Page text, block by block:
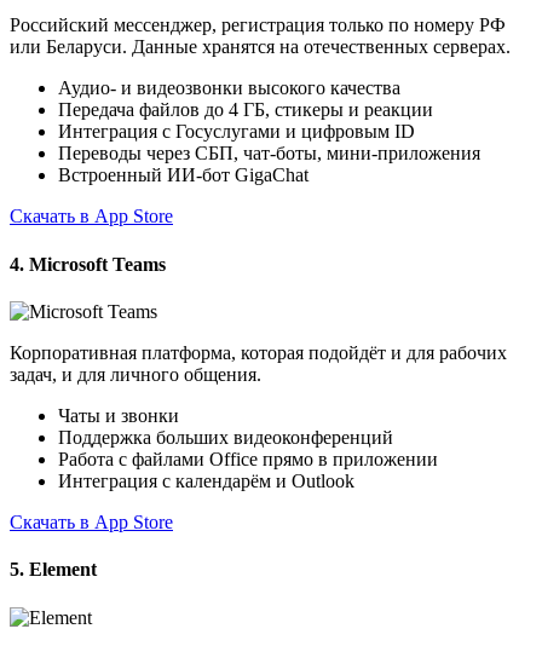
Российский мессенджер, регистрация только по номеру РФ
или Беларуси. Данные хранятся на отечественных серверах.
Аудио- и видеозвонки высокого качества
Передача файлов до 4 ГБ, стикеры и реакции
Интеграция с Госуслугами и цифровым ID
Переводы через СБП, чат-боты, мини-приложения
Встроенный ИИ-бот GigaChat
Скачать в App Store
4. Microsoft Teams
Корпоративная платформа, которая подойдёт и для рабочих
задач, и для личного общения.
Чаты и звонки
Поддержка больших видеоконференций
Работа с файлами Office прямо в приложении
Интеграция с календарём и Outlook
Скачать в App Store
5. Element